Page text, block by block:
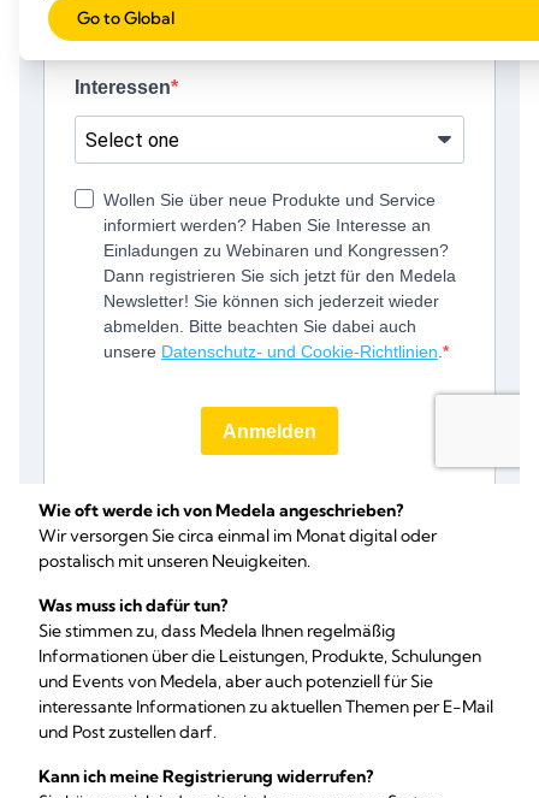
Wie oft werde ich von Medela angeschrieben?
Wir versorgen Sie circa einmal im Monat digital oder
postalisch mit unseren Neuigkeiten.
Was muss ich dafür tun?
Sie stimmen zu, dass Medela Ihnen regelmäßig
Informationen über die Leistungen, Produkte, Schulungen
und Events von Medela, aber auch potenziell für Sie
interessante Informationen zu aktuellen Themen per E-Mail
und Post zustellen darf.
Kann ich meine Registrierung widerrufen?
Go to Global